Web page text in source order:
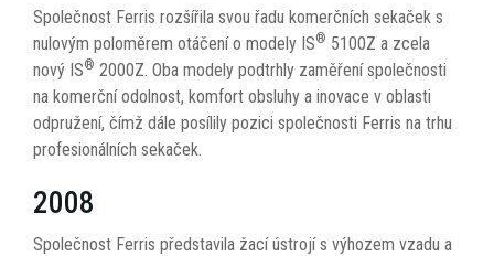
Společnost Ferris rozšířila svou řadu komerčních sekaček s
nulovým poloměrem otáčení o modely IS® 5100Z a zcela
nový IS® 2000Z. Oba modely podtrhly zaměření společnosti
na komerční odolnost, komfort obsluhy a inovace v oblasti
odpružení, čímž dále posílily pozici společnosti Ferris na trhu
profesionálních sekaček.
2008
Společnost Ferris představila žací ústrojí s výhozem vzadu a